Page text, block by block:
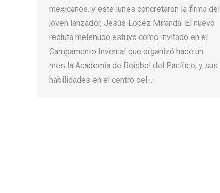
mexicanos, y este lunes concretaron la firma del
joven lanzador, Jesús López Miranda. El nuevo
recluta melenudo estuvo como invitado en el
Campamento Invernal que organizó hace un
mes la Academia de Beisbol del Pacífico, y sus
habilidades en el centro del…